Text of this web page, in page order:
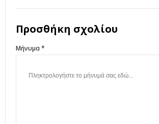
Προσθήκη σχολίου
Μήνυμα *